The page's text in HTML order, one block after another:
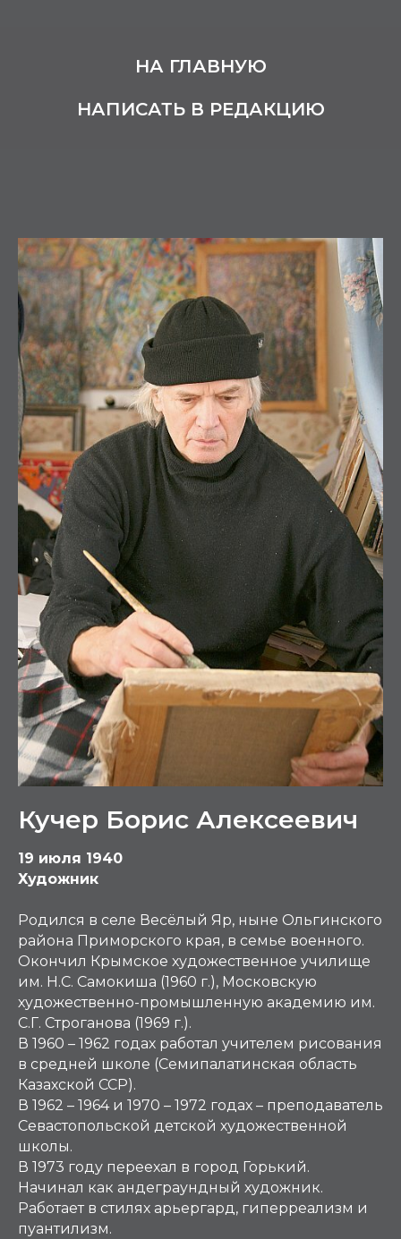
НА ГЛАВНУЮ
НАПИСАТЬ В РЕДАКЦИЮ
Кучер Борис Алексеевич
19 июля 1940
Художник
Родился в селе Весёлый Яр, ныне Ольгинского
района Приморского края, в семье военного.
Окончил Крымское художественное училище
им. Н.С. Самокиша (1960 г.), Московскую
художественно-промышленную академию им.
С.Г. Строганова (1969 г.).
В 1960 – 1962 годах работал учителем рисования
в средней школе (Семипалатинская область
Казахской ССР).
В 1962 – 1964 и 1970 – 1972 годах – преподаватель
Севастопольской детской художественной
школы.
В 1973 году переехал в город Горький.
Начинал как андеграундный художник.
Работает в стилях арьергард, гиперреализм и
пуантилизм.